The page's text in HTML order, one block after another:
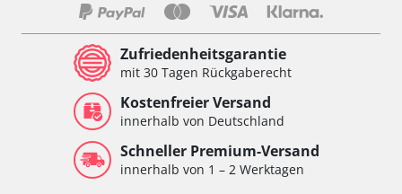
Zufriedenheitsgarantie
mit 30 Tagen Rückgaberecht
Kostenfreier Versand
innerhalb von Deutschland
Schneller Premium-Versand
innerhalb von 1 – 2 Werktagen